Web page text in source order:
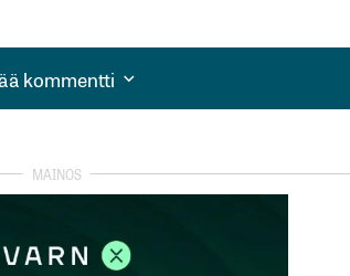
kommentti
kommentti